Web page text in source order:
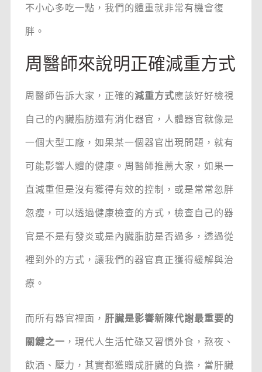
不小心多吃一點，我們的體重就非常有機會復
胖。
周醫師來說明正確減重方式
周醫師告訴大家，正確的減重方式應該好好檢視
自己的內臟脂肪還有消化器官，人體器官就像是
一個大型工廠，如果某一個器官出現問題，就有
可能影響人體的健康。周醫師推薦大家，如果一
直減重但是沒有獲得有效的控制，或是常常忽胖
忽瘦，可以透過健康檢查的方式，檢查自己的器
官是不是有發炎或是內臟脂肪是否過多，透過從
裡到外的方式，讓我們的器官真正獲得緩解與治
療。
而所有器官裡面， 肝臟是影響新陳代謝最重要的
關鍵之一 ，現代人生活忙碌又習慣外食，熬夜、
飲酒、壓力，其實都獲贈成肝臟的負擔，當肝臟